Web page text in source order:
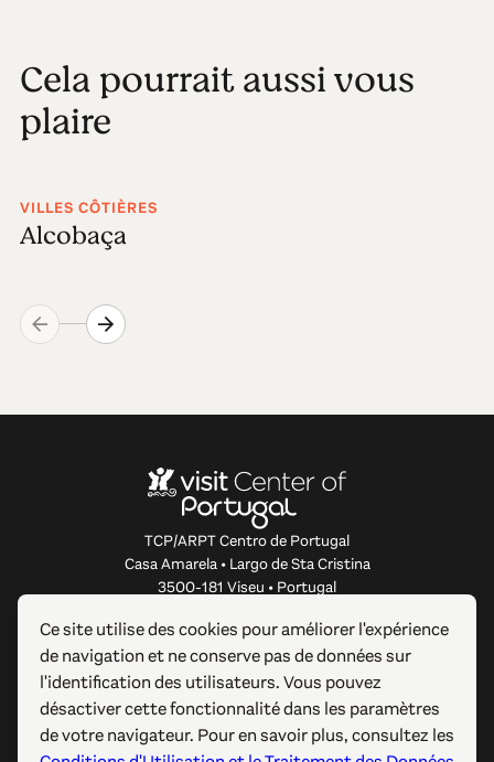
Cela pourrait aussi vous
plaire
VILLES CÔTIÈRES
Alcobaça
TCP/ARPT Centro de Portugal
Casa Amarela • Largo de Sta Cristina
3500-181 Viseu • Portugal
À PROPOS DE CE SITE WEB
LIENS UTILES
Ce site utilise des cookies pour améliorer l'expérience
de navigation et ne conserve pas de données sur
l'identification des utilisateurs. Vous pouvez
désactiver cette fonctionnalité dans les paramètres
de votre navigateur. Pour en savoir plus, consultez les